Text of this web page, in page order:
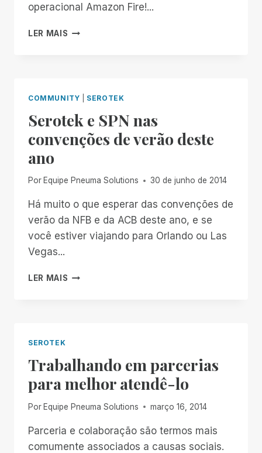
operacional Amazon Fire!...
LER MAIS ATUALIZAÇÃO
COMMUNITY SEROTEK
Serotek e SPN nas
convenções de verão deste
ano
Por Equipe Pneuma Solutions 30 de junho de 2014
Há muito o que esperar das convenções de
verão da NFB e da ACB deste ano, e se
você estiver viajando para Orlando ou Las
Vegas...
LER MAIS SEROTEK
DESTE
ANO
SEROTEK
Trabalhando em parcerias
para melhor atendê-lo
Por Equipe Pneuma Solutions março 16, 2014
Parceria e colaboração são termos mais
comumente associados a causas sociais.